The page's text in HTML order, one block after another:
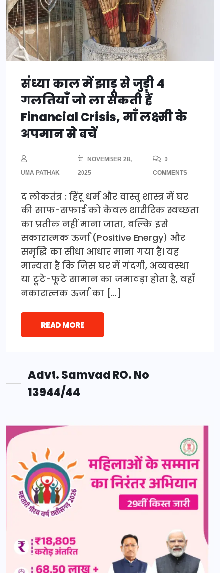
संध्या काल में झाड़ू से जुड़ी 4
गलतियाँ जो ला सकती हैं
Financial Crisis, माँ लक्ष्मी के
अपमान से बचें
UMA PATHAK
NOVEMBER 28,
2025
0
COMMENTS
द लोकतंत्र : हिंदू धर्म और वास्तु शास्त्र में घर
की साफ-सफाई को केवल शारीरिक स्वच्छता
का प्रतीक नहीं माना जाता, बल्कि इसे
सकारात्मक ऊर्जा (Positive Energy) और
समृद्धि का सीधा आधार माना गया है। यह
मान्यता है कि जिस घर में गंदगी, अव्यवस्था
या टूटे-फूटे सामान का जमावड़ा होता है, वहाँ
नकारात्मक ऊर्जा का […]
READ MORE
Advt. Samvad RO. No
13944/44